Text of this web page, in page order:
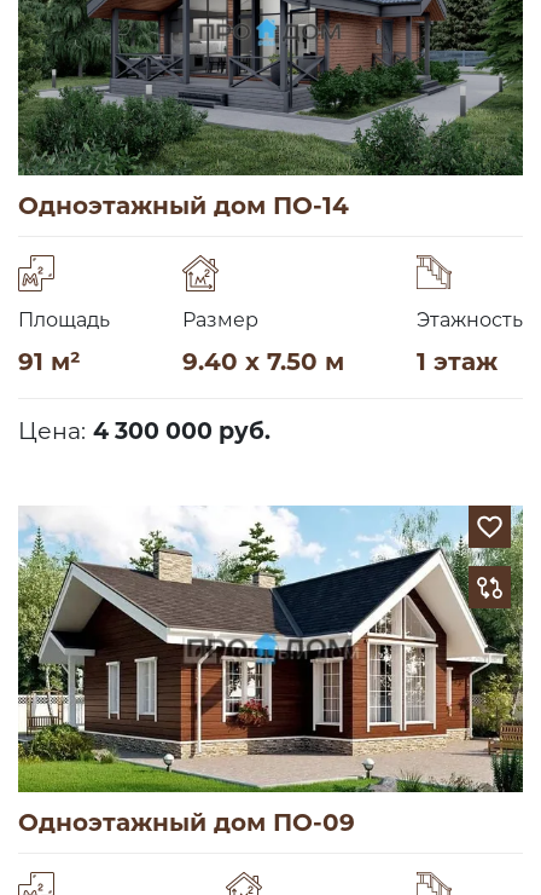
Одноэтажный дом ПО-14
Площадь
91 м²
Размер
9.40 x 7.50 м
Этажность
1 этаж
Цена: 4 300 000 руб.
Одноэтажный дом ПО-09